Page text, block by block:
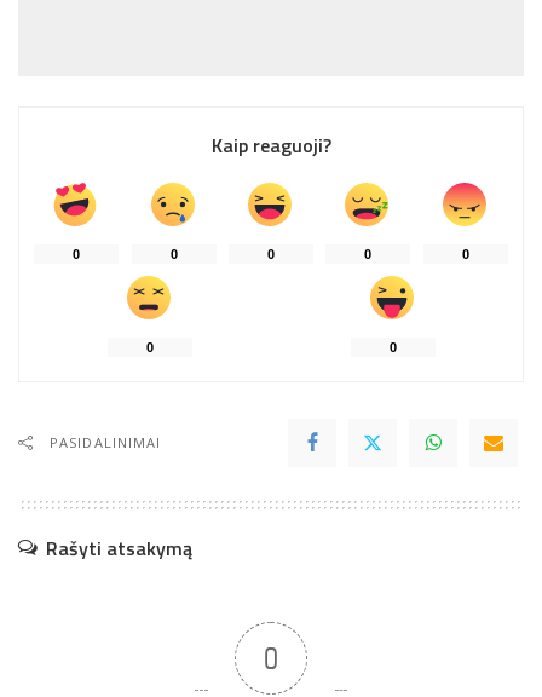
Kaip reaguoji?
0 0 0 0 0
0 0
PASIDALINIMAI
Rašyti atsakymą
0